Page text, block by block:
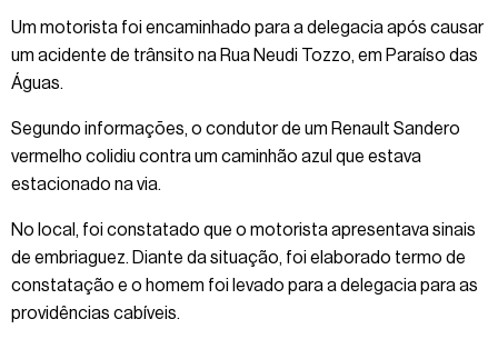
Um motorista foi encaminhado para a delegacia após causar
um acidente de trânsito na Rua Neudi Tozzo, em Paraíso das
Águas.
Segundo informações, o condutor de um Renault Sandero
vermelho colidiu contra um caminhão azul que estava
estacionado na via.
No local, foi constatado que o motorista apresentava sinais
de embriaguez. Diante da situação, foi elaborado termo de
constatação e o homem foi levado para a delegacia para as
providências cabíveis.